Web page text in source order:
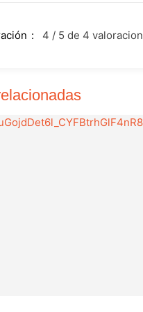
4 / 5 de 4